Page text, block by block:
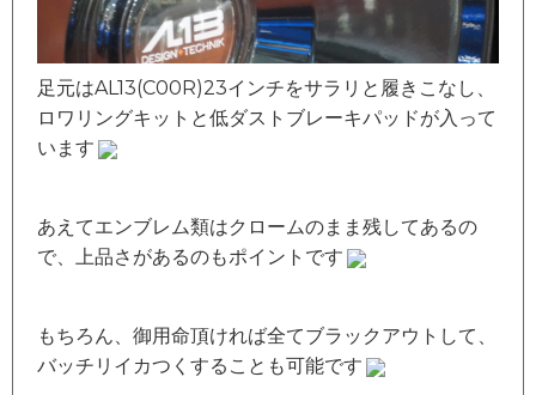
足元はAL13(C00R)23インチをサラリと履きこなし、
ロワリングキットと低ダストブレーキパッドが入って
います
あえてエンブレム類はクロームのまま残してあるの
で、上品さがあるのもポイントです
もちろん、御用命頂ければ全てブラックアウトして、
バッチリイカつくすることも可能です